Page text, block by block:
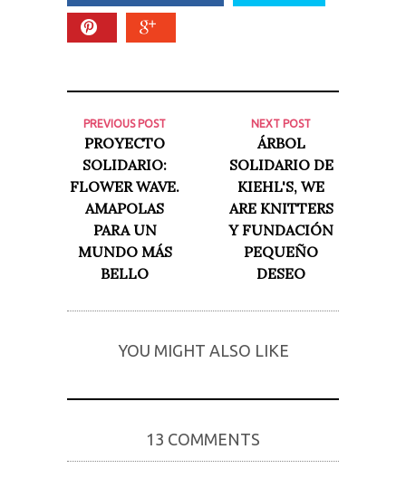
PREVIOUS POST
PROYECTO
SOLIDARIO:
FLOWER WAVE.
AMAPOLAS
PARA UN
MUNDO MÁS
BELLO
NEXT POST
ÁRBOL
SOLIDARIO DE
KIEHL'S, WE
ARE KNITTERS
Y FUNDACIÓN
PEQUEÑO
DESEO
YOU MIGHT ALSO LIKE
13 COMMENTS